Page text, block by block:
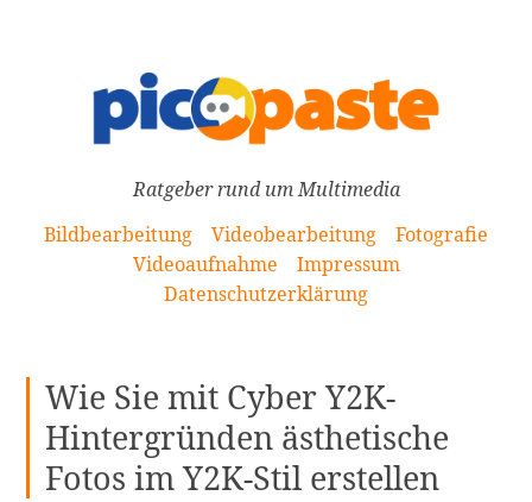
Ratgeber rund um Multimedia
Bildbearbeitung
Videobearbeitung
Fotografie
Videoaufnahme
Impressum
Datenschutzerklärung
Wie Sie mit Cyber Y2K-
Hintergründen ästhetische
Fotos im Y2K-Stil erstellen